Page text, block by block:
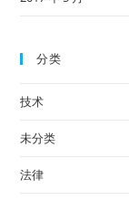
分类
技术
未分类
法律